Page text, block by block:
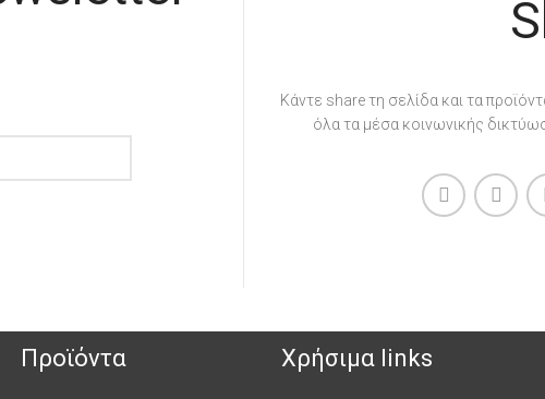
Κάντε share τη σελίδα και τα
όλα τα μέσα κοινωνικής
Προϊόντα Χρήσιμα links